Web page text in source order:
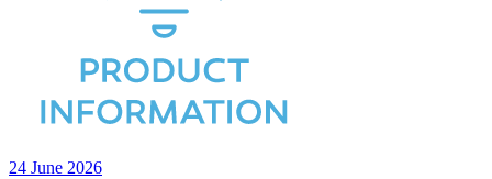
24 June 2026